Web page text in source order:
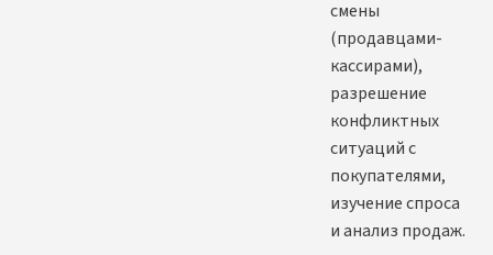
смены
(продавцами-
кассирами),
разрешение
конфликтных
ситуаций с
покупателями,
изучение спроса
и анализ продаж.